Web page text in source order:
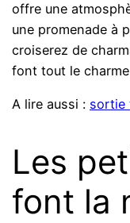
offre une
une promenade à
croiserez de
font tout le
A lire aussi : sortie
Les
font la